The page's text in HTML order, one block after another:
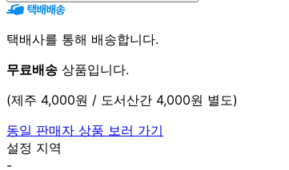
택배사를 통해 배송합니다.
무료배송 상품입니다.
(제주 4,000원 / 도서산간 4,000원 별도)
동일 판매자 상품 보러 가기
설정 지역
-